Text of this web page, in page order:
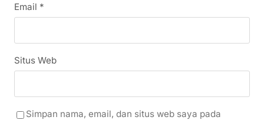
Email *
Situs Web
Simpan nama, email, dan situs web saya pada